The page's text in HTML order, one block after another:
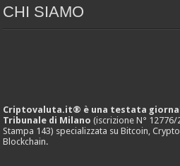
CHI SIAMO
Criptovaluta.it® è una testata
Tribunale di Milano (iscrizione N°
Stampa 143) specializzata su Bitcoin,
Blockchain.